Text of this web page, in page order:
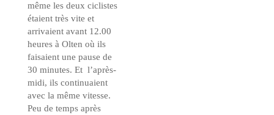
même les deux ciclistes
étaient très vite et
arrivaient avant 12.00
heures à Olten où ils
faisaient une pause de
30 minutes. Et l’après-
midi, ils continuaient
avec la même vitesse.
Peu de temps après